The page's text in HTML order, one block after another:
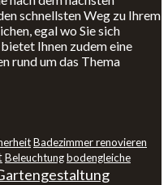
schnellsten Weg zu Ihrem
egal wo Sie sich
Ihnen zudem eine
rund um das Thema
Badezimmer renovieren
Beleuchtungbodengleiche